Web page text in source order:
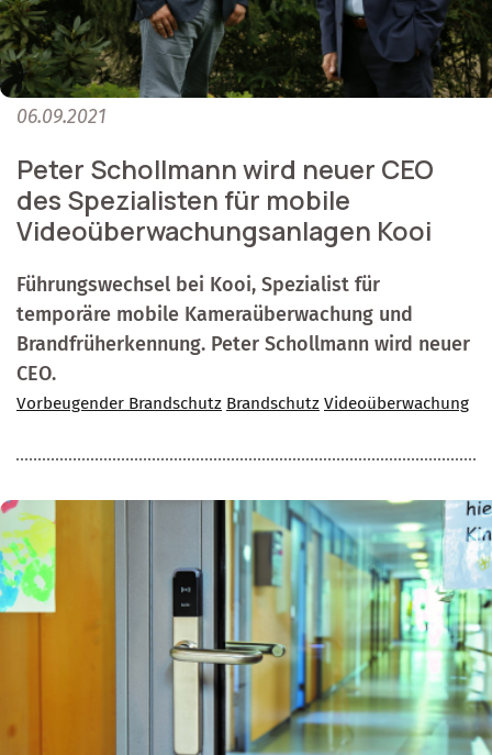
06.09.2021
Peter Schollmann wird neuer CEO
des Spezialisten für mobile
Videoüberwachungsanlagen Kooi
Führungswechsel bei Kooi, Spezialist für
temporäre mobile Kameraüberwachung und
Brandfrüherkennung. Peter Schollmann wird neuer
CEO.
Vorbeugender Brandschutz Brandschutz Videoüberwachung